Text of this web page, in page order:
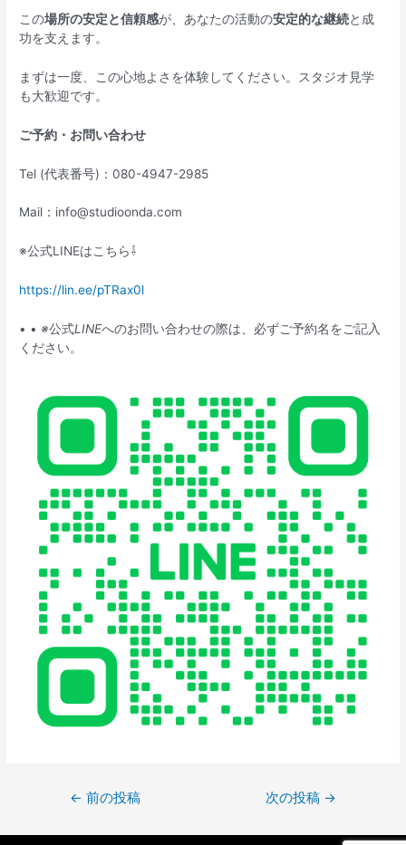
この場所の安定と信頼感が、あなたの活動の安定的な継続と成
功を支えます。
まずは一度、この心地よさを体験してください。スタジオ見学
も大歓迎です。
ご予約・お問い合わせ
Tel (代表番号)：080-4947-2985
Mail：info@studioonda.com
※公式LINEはこちら⇩
https://lin.ee/pTRax0l
• • ※公式LINEへのお問い合わせの際は、必ずご予約名をご記入
ください。
← 前の投稿 次の投稿 →